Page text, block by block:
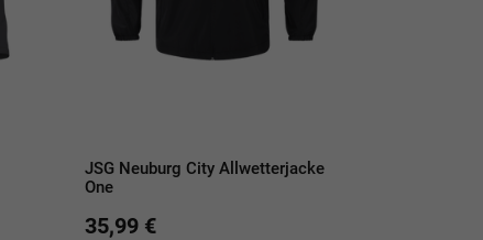
JSG Neuburg City Allwetterjacke
One
35,99 €